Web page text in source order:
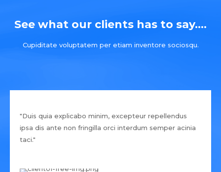
See what our clients has to say....
Cupiditate voluptatem per etiam inventore sociosqu.
"Duis quia explicabo minim, excepteur repellendus
ipsa dis ante non fringilla orci interdum semper acinia
taci."